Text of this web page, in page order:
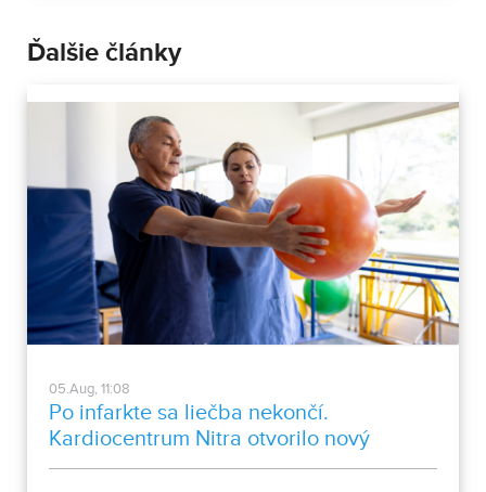
Ďalšie články
05.Aug, 11:08
Po infarkte sa liečba nekončí.
Kardiocentrum Nitra otvorilo nový
stacionár